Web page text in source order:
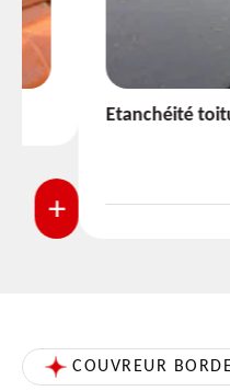
Etanchéité toiture 33
COUVREUR